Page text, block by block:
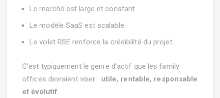
Le marché est large et constant.
Le modèle SaaS est scalable.
Le volet RSE renforce la crédibilité du projet.
C’est typiquement le genre d’actif que les family
offices devraient viser : utile, rentable, responsable
et évolutif.